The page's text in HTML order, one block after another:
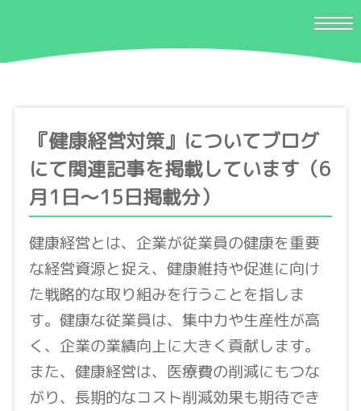
『健康経営対策』についてブログ
にて関連記事を掲載しています（6
月1日〜15日掲載分）
健康経営とは、企業が従業員の健康を重要
な経営資源と捉え、健康維持や促進に向け
た戦略的な取り組みを行うことを指しま
す。健康な従業員は、集中力や生産性が高
く、企業の業績向上に大きく貢献します。
また、健康経営は、医療費の削減にもつな
がり、長期的なコスト削減効果も期待でき